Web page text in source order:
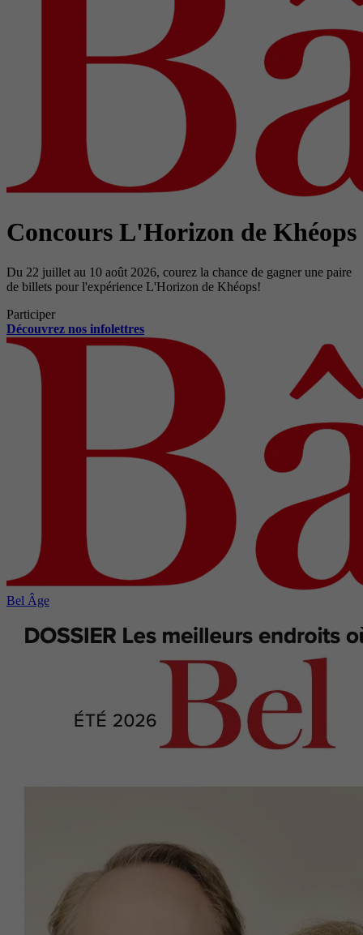
Concours L'Horizon de Khéops
Du 22 juillet au 10 août 2026, courez la chance de gagner une paire
de billets pour l'expérience L'Horizon de Khéops!
Participer
Découvrez nos infolettres
Bel Âge